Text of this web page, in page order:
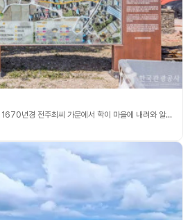
고성군 하일면에 있는 학동마을은, 1670년경 전주최씨 가문에서 학이 마을에 내려와 알을 품고 있는 모습을 꿈속에서 보고, 날이 밝아 그곳을 찾아가 보니 과연 산수가 수려하고 학이 알을 품고 있는 형국의 지형을 보고, 명당이라 여겨 입촌한 후 학동이라 명명하면서 형성된 유서 깊은 마을로 전해진다. 마을 뒤편은 수태산 줄기가 있으며, 마을 앞에는 좌이산이 솟아 있는 소위 좌청룡 우백호의 지세이며 마을 옆으로는 학림천이 흐르고 있어 전통 마을의 배산임수형